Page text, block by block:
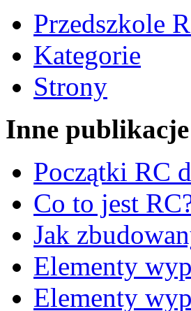
Przedszkole
Kategorie
Strony
Inne
Początki RC
Co to jest
Jak
Elementy
Elementy